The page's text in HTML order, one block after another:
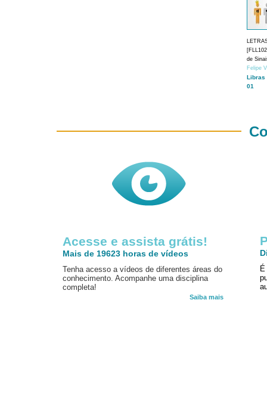
de
Felipe
Libras
01
Acesse e assista grátis!
Mais de 19623 horas de vídeos
Tenha acesso a vídeos de diferentes áreas do
conhecimento. Acompanhe uma disciplina
completa!
Saiba mais